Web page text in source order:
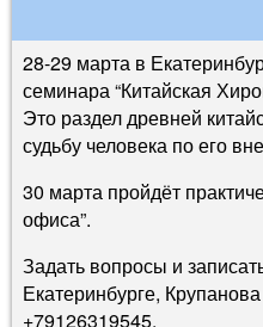
28-29 марта в
семинара “Китайская
Это раздел древней
судьбу человека по его
30 марта пройдёт
офиса”.
Задать вопросы и
Екатеринбурге,
+79126319545.